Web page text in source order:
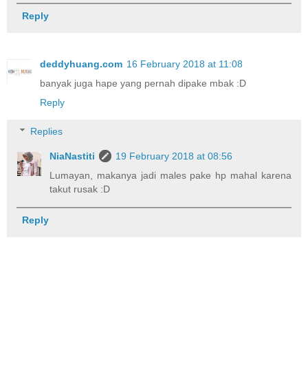
Reply
deddyhuang.com 16 February 2018 at 11:08
banyak juga hape yang pernah dipake mbak :D
Reply
Replies
NiaNastiti
19 February 2018 at 08:56
Lumayan, makanya jadi males pake hp mahal karena
takut rusak :D
Reply